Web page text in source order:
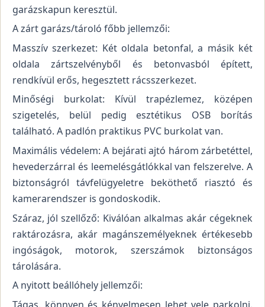
garázskapun keresztül.
A zárt garázs/tároló főbb jellemzői:
Masszív szerkezet: Két oldala betonfal, a másik két
oldala zártszelvényből és betonvasból épített,
rendkívül erős, hegesztett rácsszerkezet.
Minőségi burkolat: Kívül trapézlemez, középen
szigetelés, belül pedig esztétikus OSB borítás
található. A padlón praktikus PVC burkolat van.
Maximális védelem: A bejárati ajtó három zárbetéttel,
hevederzárral és leemelésgátlókkal van felszerelve. A
biztonságról távfelügyeletre beköthető riasztó és
kamerarendszer is gondoskodik.
Száraz, jól szellőző: Kiválóan alkalmas akár cégeknek
raktározásra, akár magánszemélyeknek értékesebb
ingóságok, motorok, szerszámok biztonságos
tárolására.
A nyitott beállóhely jellemzői: